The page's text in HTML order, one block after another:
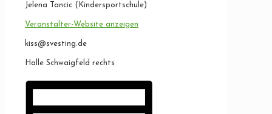
Jelena Tancic (Kindersportschule)
Veranstalter-Website anzeigen
kiss@svesting.de
Halle Schwaigfeld rechts